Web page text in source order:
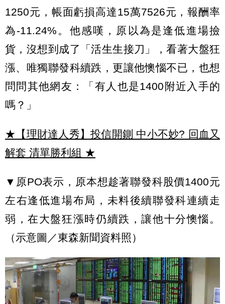
1250元，帳面虧損高達15萬7526元，報酬率
為-11.24%。他感嘆，原以為是逢低進場撿
貨，沒想到成了「活生生接刀」，看著大盤狂
漲、唯獨聯發科續跌，更讓他懊惱不已，也想
問問其他網友：「有人也是1400附近入手的
嗎？」
★【理財達人秀】投信開鍘 中小不妙? 回血又
解套 清單勝利組 ★
▼原PO表示，原本想趁著聯發科股價1400元
左右逢低進場布局，未料後續聯發科連續走
弱，在大盤狂漲時仍續跌，讓他十分懊惱。
（示意圖／東森新聞資料照）